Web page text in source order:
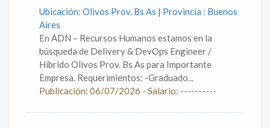
Ubicación: Olivos Prov. Bs As | Provincia : Buenos
Aires
En ADN – Recursos Humanos estamos en la
búsqueda de Delivery & DevOps Engineer /
Híbrido Olivos Prov. Bs As para Importante
Empresa. Requerimientos: -Graduado...
Publicación: 06/07/2026 - Salario: ----------